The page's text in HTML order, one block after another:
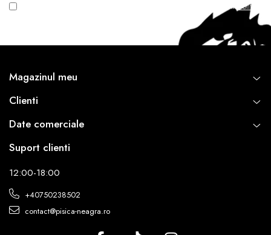
Vreau să primesc newsletter cu promoțiile magazinului. Află mai multe în Politica
Magazinul meu
Clienti
Date comerciale
Suport clienti
12:00-18:00
+40750238502
contact@pisica-neagra.ro